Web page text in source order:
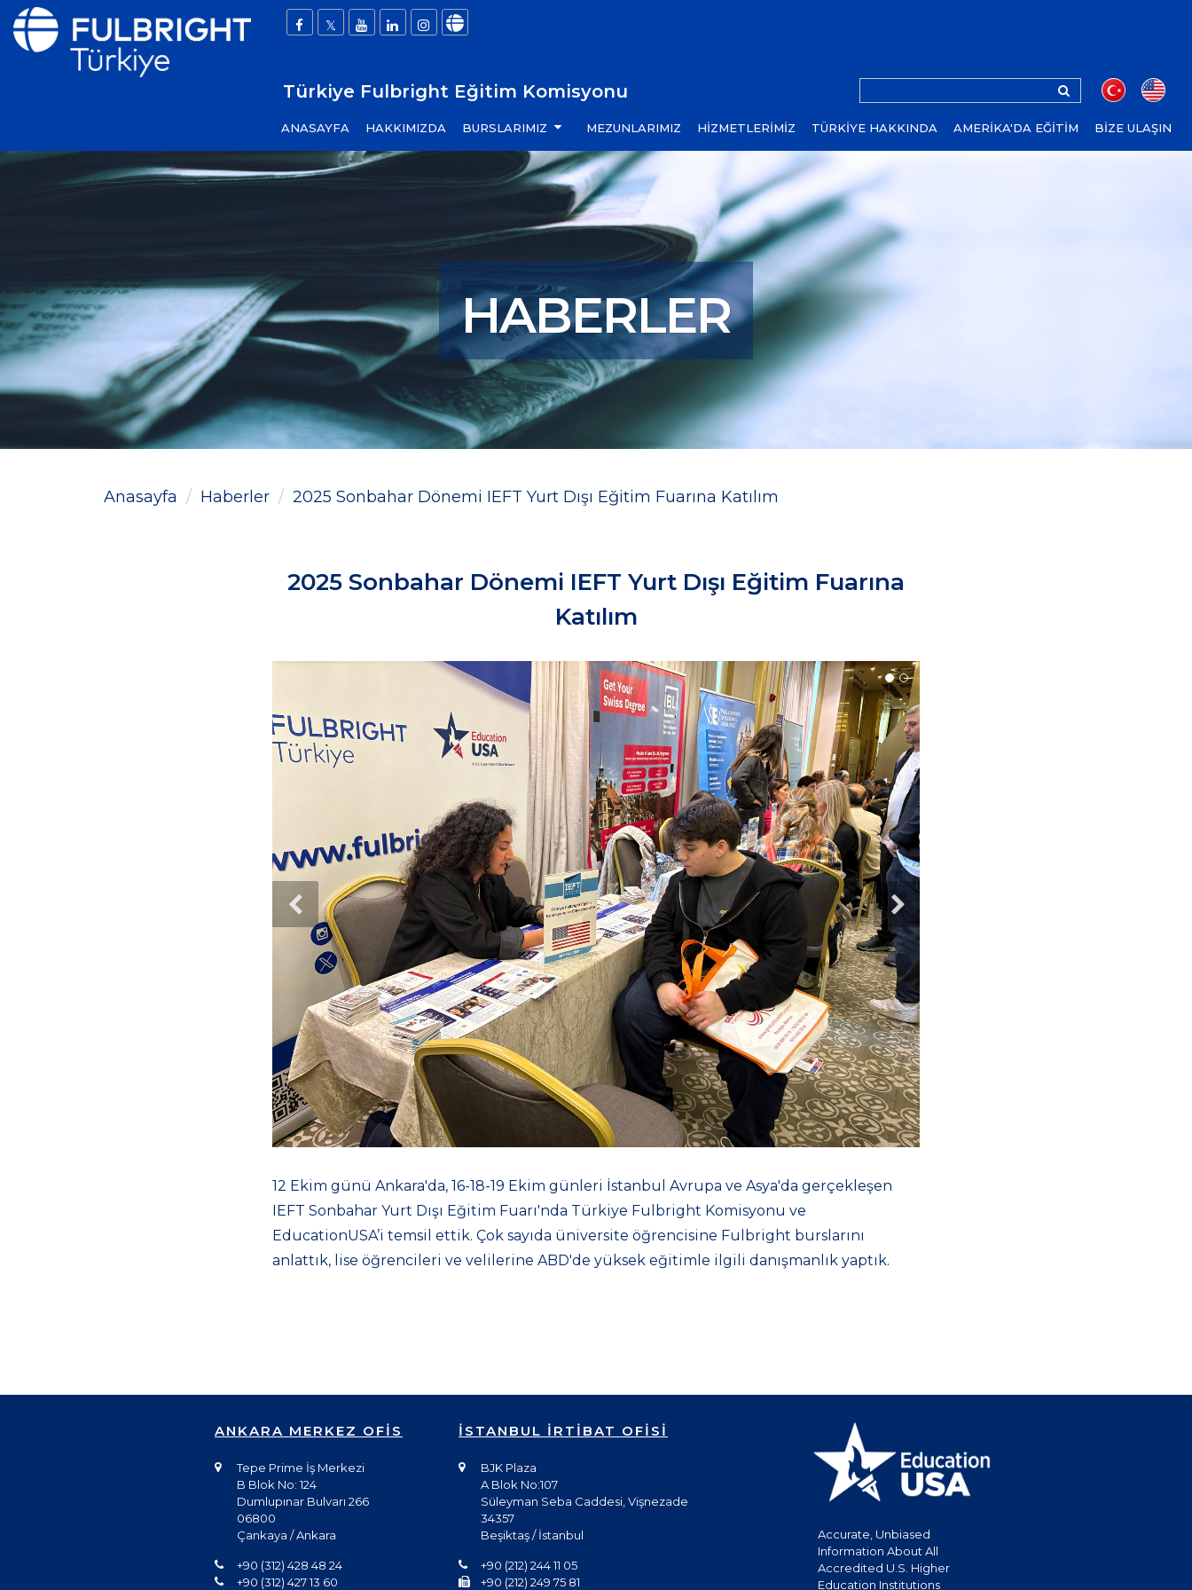
Türkiye Fulbright Eğitim Komisyonu
ANASAYFA HAKKIMIZDA BURSLARIMIZ MEZUNLARIMIZ HİZMETLERİMİZ TÜRKİYE HAKKINDA AMERİKA'DA EĞİTİM BİZE ULAŞIN
HABERLER
Anasayfa Haberler 2025 Sonbahar Dönemi IEFT Yurt Dışı Eğitim Fuarına Katılım
2025 Sonbahar Dönemi IEFT Yurt Dışı Eğitim Fuarına
Katılım
12 Ekim günü Ankara'da, 16-18-19 Ekim günleri İstanbul Avrupa ve Asya'da gerçekleşen
IEFT Sonbahar Yurt Dışı Eğitim Fuarı'nda Türkiye Fulbright Komisyonu ve
EducationUSA’i temsil ettik. Çok sayıda üniversite öğrencisine Fulbright burslarını
anlattık, lise öğrencileri ve velilerine ABD'de yüksek eğitimle ilgili danışmanlık yaptık.
ANKARA MERKEZ OFİS
Tepe Prime İş Merkezi
B Blok No: 124
Dumlupınar Bulvarı 266
06800
Çankaya / Ankara
+90 (312) 428 48 24
+90 (312) 427 13 60
İSTANBUL İRTİBAT OFİSİ
BJK Plaza
A Blok No:107
Süleyman Seba Caddesi, Vişnezade
34357
Beşiktaş / İstanbul
+90 (212) 244 11 05
+90 (212) 249 75 81
Accurate, Unbiased
Information About All
Accredited U.S. Higher
Education Institutions